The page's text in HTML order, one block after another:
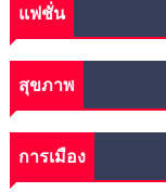
แฟชั่น
สุขภาพ
การเมือง